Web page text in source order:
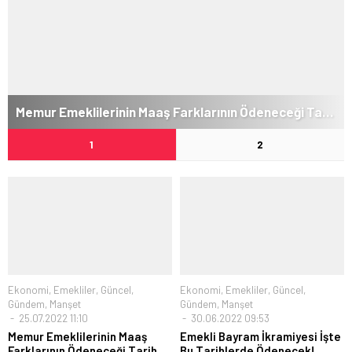
1 2
Ekonomi, Emekliler, Güncel,
Gündem, Manşet
25.07.2022 11:10
Memur Emeklilerinin Maaş
Ekonomi, Emekliler, Güncel,
Gündem, Manşet
30.06.2022 09:53
Emekli Bayram İkramiyesi İşte